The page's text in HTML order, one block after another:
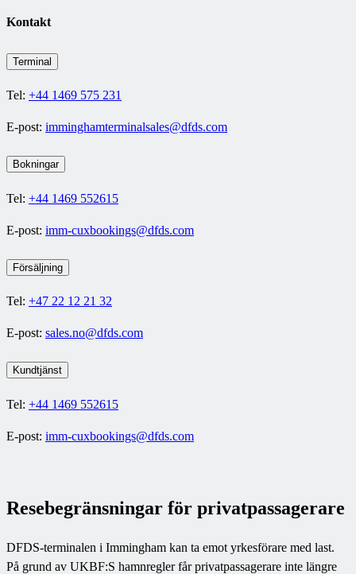
Kontakt
Terminal
Tel: +44 1469 575 231
E-post: imminghamterminalsales@dfds.com
Bokningar
Tel: +44 1469 552615
E-post: imm-cuxbookings@dfds.com
Försäljning
Tel: +47 22 12 21 32
E-post: sales.no@dfds.com
Kundtjänst
Tel: +44 1469 552615
E-post: imm-cuxbookings@dfds.com
Resebegränsningar för privatpassagerare
DFDS-terminalen i Immingham kan ta emot yrkesförare med last.
På grund av UKBF:S hamnregler får privatpassagerare inte längre